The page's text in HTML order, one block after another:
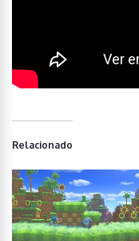
Relacionado